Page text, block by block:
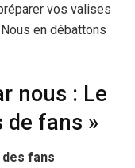
vos valises
en débattons
nous : Le
de fans »
fans